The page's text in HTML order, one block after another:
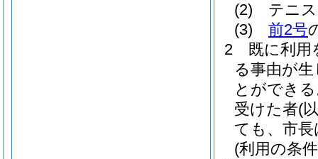
(2)
テニ
(3)
前2号
2
既に利
る事由が
とができ
受けた者(
ても、市
(利用の条